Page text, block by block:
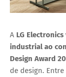
A LG Electronics
industrial ao
Design Award
de design.